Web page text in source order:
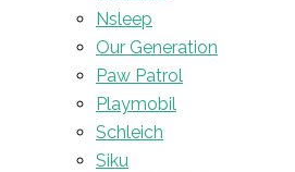
Nsleep
Our Generation
Paw Patrol
Playmobil
Schleich
Siku